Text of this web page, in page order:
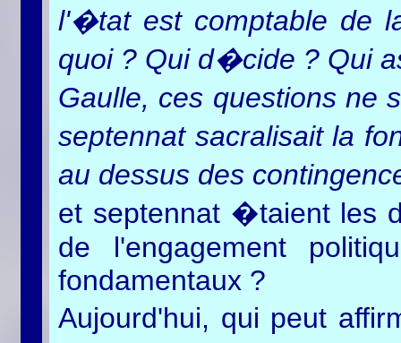
l'�tat est comptable de
quoi ? Qui d�cide ? Qui
Gaulle, ces questions ne
septennat sacralisait la
au dessus des
et septennat �taient les
de l'engagement
fondamentaux ?
Aujourd'hui, qui peut